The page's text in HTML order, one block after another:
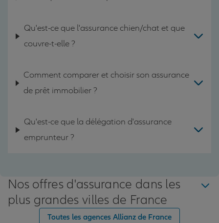
Qu'est-ce que l'assurance chien/chat et que
couvre-t-elle ?
Comment comparer et choisir son assurance
de prêt immobilier ?
Qu'est-ce que la délégation d'assurance
emprunteur ?
Nos offres d'assurance dans les
plus grandes villes de France
Toutes les agences Allianz de France